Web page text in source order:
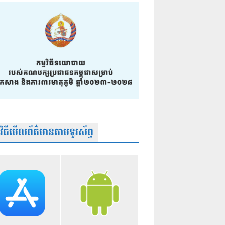
ធីមើលព័ត៌មានតាមទូរស័ព្វ